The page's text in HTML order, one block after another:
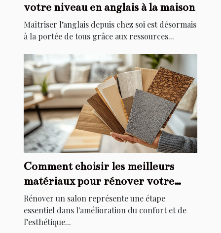
votre niveau en anglais à la maison
Maîtriser l’anglais depuis chez soi est désormais
à la portée de tous grâce aux ressources...
Comment choisir les meilleurs
matériaux pour rénover votre
salon
Rénover un salon représente une étape
essentiel dans l'amélioration du confort et de
l’esthétique...